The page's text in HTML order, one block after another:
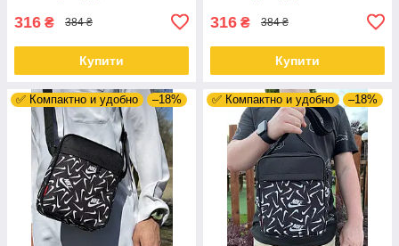
316 ₴ 384 ₴
Купити
316 ₴ 384 ₴
Купити
✅ Компактно и удобно –18% ✅ Компактно и удобно –18%